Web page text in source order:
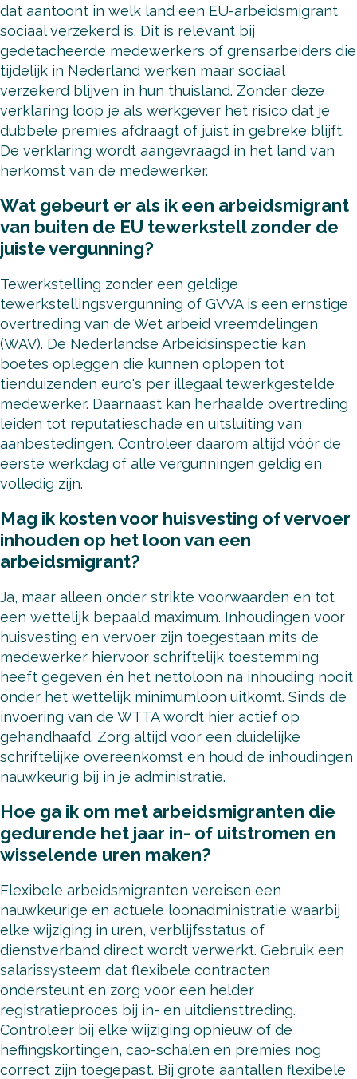
dat aantoont in welk land een EU-arbeidsmigrant
sociaal verzekerd is. Dit is relevant bij
gedetacheerde medewerkers of grensarbeiders die
tijdelijk in Nederland werken maar sociaal
verzekerd blijven in hun thuisland. Zonder deze
verklaring loop je als werkgever het risico dat je
dubbele premies afdraagt of juist in gebreke blijft.
De verklaring wordt aangevraagd in het land van
herkomst van de medewerker.
Wat gebeurt er als ik een arbeidsmigrant
van buiten de EU tewerkstell zonder de
juiste vergunning?
Tewerkstelling zonder een geldige
tewerkstellingsvergunning of GVVA is een ernstige
overtreding van de Wet arbeid vreemdelingen
(WAV). De Nederlandse Arbeidsinspectie kan
boetes opleggen die kunnen oplopen tot
tienduizenden euro's per illegaal tewerkgestelde
medewerker. Daarnaast kan herhaalde overtreding
leiden tot reputatieschade en uitsluiting van
aanbestedingen. Controleer daarom altijd vóór de
eerste werkdag of alle vergunningen geldig en
volledig zijn.
Mag ik kosten voor huisvesting of vervoer
inhouden op het loon van een
arbeidsmigrant?
Ja, maar alleen onder strikte voorwaarden en tot
een wettelijk bepaald maximum. Inhoudingen voor
huisvesting en vervoer zijn toegestaan mits de
medewerker hiervoor schriftelijk toestemming
heeft gegeven én het nettoloon na inhouding nooit
onder het wettelijk minimumloon uitkomt. Sinds de
invoering van de WTTA wordt hier actief op
gehandhaafd. Zorg altijd voor een duidelijke
schriftelijke overeenkomst en houd de inhoudingen
nauwkeurig bij in je administratie.
Hoe ga ik om met arbeidsmigranten die
gedurende het jaar in- of uitstromen en
wisselende uren maken?
Flexibele arbeidsmigranten vereisen een
nauwkeurige en actuele loonadministratie waarbij
elke wijziging in uren, verblijfsstatus of
dienstverband direct wordt verwerkt. Gebruik een
salarissysteem dat flexibele contracten
ondersteunt en zorg voor een helder
registratieproces bij in- en uitdiensttreding.
Controleer bij elke wijziging opnieuw of de
heffingskortingen, cao-schalen en premies nog
correct zijn toegepast. Bij grote aantallen flexibele